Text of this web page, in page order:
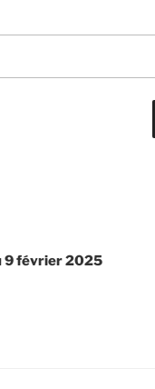
9 février 2025